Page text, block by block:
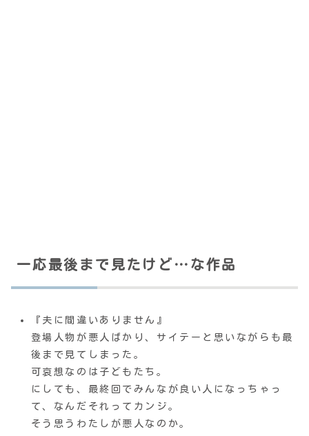
一応最後まで見たけど…な作品
『夫に間違いありません』
登場人物が悪人ばかり、サイテーと思いながらも最
後まで見てしまった。
可哀想なのは子どもたち。
にしても、最終回でみんなが良い人になっちゃっ
て、なんだそれってカンジ。
そう思うわたしが悪人なのか。